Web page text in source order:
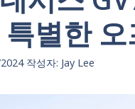
특별한
작성자: Jay Lee